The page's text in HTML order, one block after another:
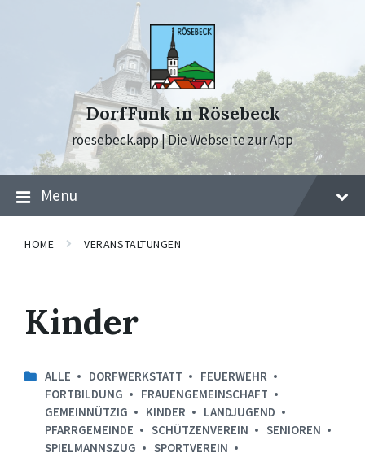
DorfFunk in Rösebeck
roesebeck.app | Die Webseite zur App
Menu
HOME VERANSTALTUNGEN
Kinder
ALLE DORFWERKSTATT
FEUERWEHR
FORTBILDUNG
FRAUENGEMEINSCHAFT
GEMEINNÜTZIG
KINDER
LANDJUGEND
PFARRGEMEINDE
SCHÜTZENVEREIN
SENIOREN
SPIELMANNSZUG
SPORTVEREIN